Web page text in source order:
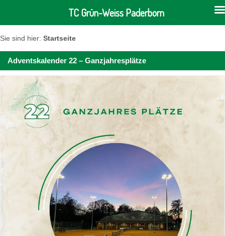
Sie sind hier: Startseite
Adventskalender 22 – Ganzjahresplätze
TC Grün-Weiss Paderborn